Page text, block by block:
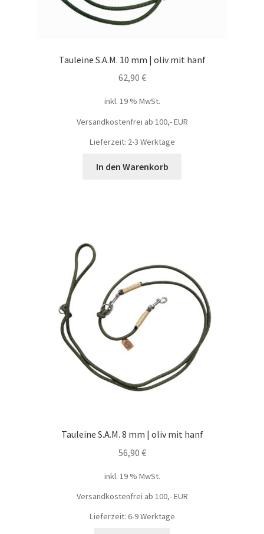
Tauleine S.A.M. 10 mm | oliv mit hanf
62,90 €
inkl. 19 % MwSt.
Versandkostenfrei ab 100,- EUR
Lieferzeit: 2-3 Werktage
In den Warenkorb
Tauleine S.A.M. 8 mm | oliv mit hanf
56,90 €
inkl. 19 % MwSt.
Versandkostenfrei ab 100,- EUR
Lieferzeit: 6-9 Werktage